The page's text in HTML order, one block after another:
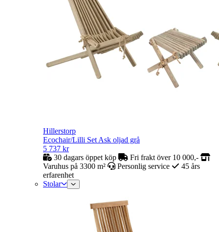
Hillerstorp
Ecochair/Lilli Set Ask oljad grå
5 737 kr
30 dagars öppet köp
Fri frakt över 10 000,-
Varuhus på 3300 m²
Personlig service
45 års
erfarenhet
Stolar